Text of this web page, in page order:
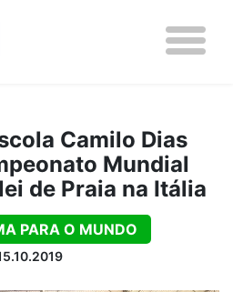
Camilo Dias
Mundial
de Praia na Itália
PARA O MUNDO